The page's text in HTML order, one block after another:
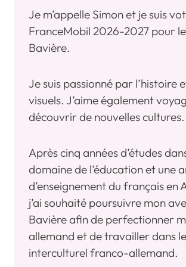
Je m’appelle Simon et je suis
FranceMobil 2026-2027 pour
Bavière.
Je suis passionné par l’histoire
visuels. J’aime également
découvrir de nouvelles cultures.
Après cinq années d’études
domaine de l’éducation et une
d’enseignement du français en
j’ai souhaité poursuivre mon
Bavière afin de perfectionner
allemand et de travailler dans
interculturel franco-allemand.